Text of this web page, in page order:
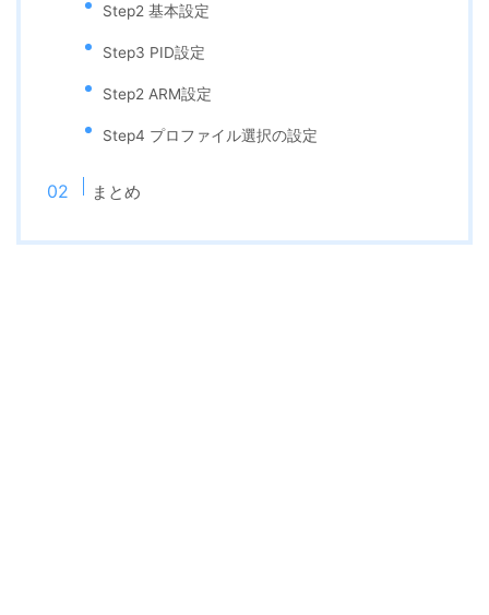
Step2 基本設定
Step3 PID設定
Step2 ARM設定
Step4 プロファイル選択の設定
まとめ